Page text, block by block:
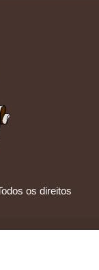
os direitos